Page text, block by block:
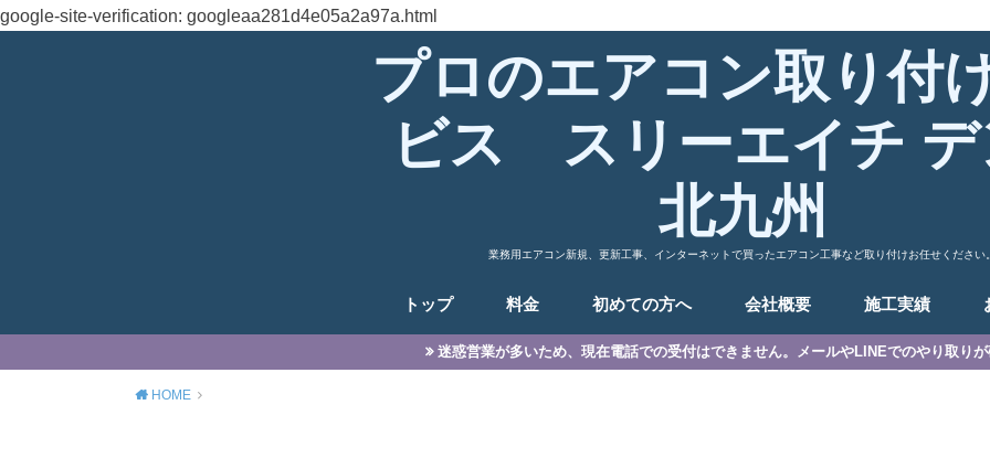
google-site-verification: googleaa281d4e05a2a97a.html
プロのエアコン取り付
ビス スリーエイチ デ
北九州
業務用エアコン新規、更新工事、インターネットで買ったエアコン工事など取り付けお任せください。
トップ 料金 初めての方へ 会社概要 施工実績
迷惑営業が多いため、現在電話での受付はできません。メールやLINEでのやり取りが
HOME